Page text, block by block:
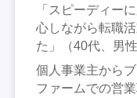
「スピーディー
心しながら転職
た」（40代、男
個人事業主から
ファームでの営